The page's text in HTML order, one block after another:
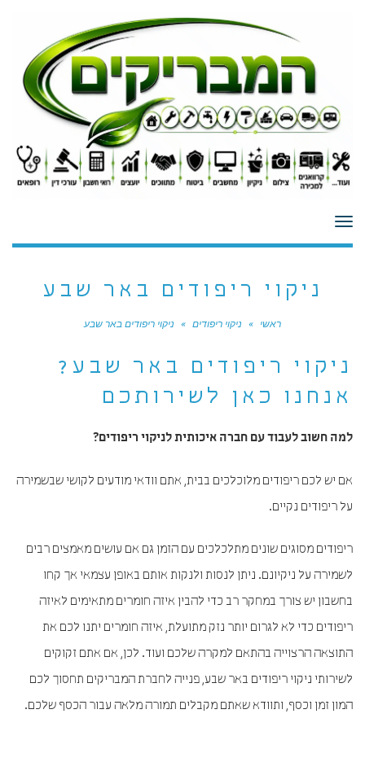
תפריט
ניקוי ריפודים באר שבע
ראשי » ניקוי ריפודים » ניקוי ריפודים באר שבע
ניקוי ריפודים באר שבע?
אנחנו כאן לשירותכם
למה חשוב לעבוד עם חברה איכותית לניקוי ריפודים?
אם יש לכם ריפודים מלוכלכים בבית, אתם וודאי מודעים לקושי שבשמירה
על ריפודים נקיים.
ריפודים מסוגים שונים מתלכלכים עם הזמן גם אם עושים מאמצים רבים
לשמירה על ניקיונם. ניתן לנסות ולנקות אותם באופן עצמאי אך קחו
בחשבון יש צורך במחקר רב כדי להבין איזה חומרים מתאימים לאיזה
ריפודים כדי לא לגרום יותר נזק מתועלת, איזה חומרים יתנו לכם את
התוצאה הרצוייה בהתאם למקרה שלכם ועוד. לכן, אם אתם זקוקים
לשירותי ניקוי ריפודים באר שבע, פנייה לחברת המבריקים תחסוך לכם
המון זמן וכסף, ותוודא שאתם מקבלים תמורה מלאה עבור הכסף שלכם.